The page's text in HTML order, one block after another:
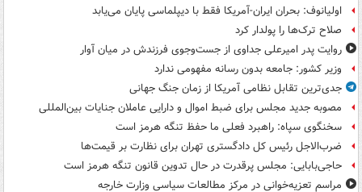
اولیانوف: بحران ایران-آمریکا فقط با دیپلماسی پایان می‌یابد
صلاح ترک‌ها را پولدار کرد
روایت پدر امیرعلی جداوی از جست‌وجوی فرزندش در میان آوار
وزیر کشور: جامعه بدون رسانه مفهومی ندارد
جدی‌ترین تقابل نظامی آمریکا از زمان جنگ جهانی
مصوبه جدید مجلس برای ضبط اموال و دارایی عاملان جنایات بین‌المللی
سخنگوی سپاه: راهبرد فعلی ما حفظ تنگه هرمز است
ضرب‌الاجل رئیس کل دادگستری تهران برای نظارت بر قیمت‌ها
حاجی‌بابایی: مجلس پرقدرت در حال تدوین قانون تنگه هرمز است
مراسم تعزیه‌خوانی در مرکز مطالعات سیاسی وزارت خارجه